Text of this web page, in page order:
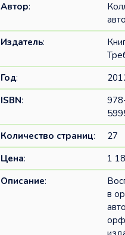
Автор:
Издатель:
Год:
ISBN:
Количество страниц:
27
Цена:
1
Описание:
в